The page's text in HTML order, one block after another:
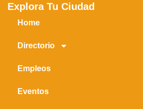
Explora Tu Ciudad
Home
Directorio
Empleos
Eventos